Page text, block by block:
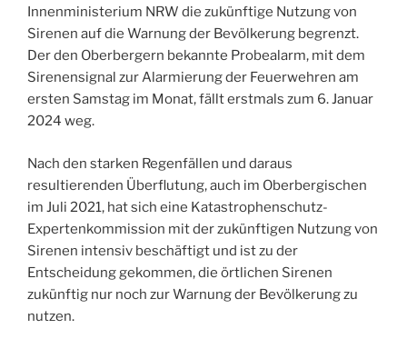
Innenministerium NRW die zukünftige Nutzung von
Sirenen auf die Warnung der Bevölkerung begrenzt.
Der den Oberbergern bekannte Probealarm, mit dem
Sirenensignal zur Alarmierung der Feuerwehren am
ersten Samstag im Monat, fällt erstmals zum 6. Januar
2024 weg.
Nach den starken Regenfällen und daraus
resultierenden Überflutung, auch im Oberbergischen
im Juli 2021, hat sich eine Katastrophenschutz-
Expertenkommission mit der zukünftigen Nutzung von
Sirenen intensiv beschäftigt und ist zu der
Entscheidung gekommen, die örtlichen Sirenen
zukünftig nur noch zur Warnung der Bevölkerung zu
nutzen.